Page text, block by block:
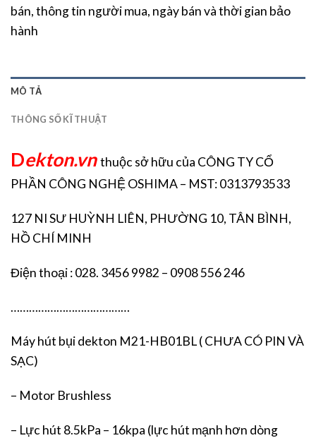
bán, thông tin người mua, ngày bán và thời gian bảo
hành
MÔ TẢ
THÔNG SỐ KĨ THUẬT
Dekton.vn thuộc sở hữu của CÔNG TY CỔ
PHẦN CÔNG NGHỆ OSHIMA – MST: 0313793533
127 NI SƯ HUỲNH LIÊN, PHƯỜNG 10, TÂN BÌNH,
HỒ CHÍ MINH
Điện thoại : 028. 3456 9982 – 0908 556 246
…………………………………
Máy hút bụi dekton M21-HB01BL ( CHƯA CÓ PIN VÀ
SẠC)
– Motor Brushless
– Lực hút 8.5kPa – 16kpa (lực hút mạnh hơn dòng